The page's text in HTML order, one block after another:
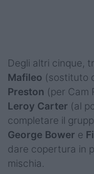
Degli altri cinque,
Mafileo (sostituto
Preston (per Cam
Leroy Carter (al
completare il
George Bower e
dare copertura in
mischia.